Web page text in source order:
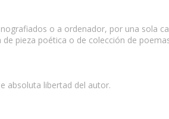
o a ordenador, por una sola
pieza poética o de colección de
absoluta libertad del autor.